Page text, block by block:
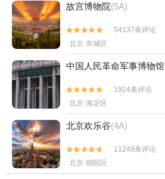
故宫博物院(5A)


54137条评论
北京·东城区
中国人民革命军事博物馆


1924条评论
北京·海淀区
北京欢乐谷(4A)


11249条评论
北京·朝阳区